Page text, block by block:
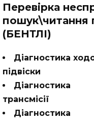
Перевірка
пошук\читання
(БЕНТЛІ)
Діагностика
підвіски
Діагностика
трансмісії
Діагностика